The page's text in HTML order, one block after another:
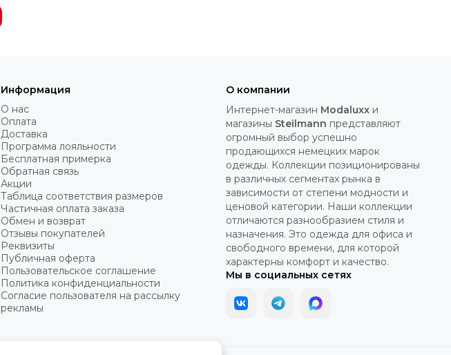
Информация
О нас
Оплата
Доставка
Программа лояльности
Бесплатная примерка
Обратная связь
Акции
Таблица соответствия размеров
Частичная оплата заказа
Обмен и возврат
Отзывы покупателей
Реквизиты
Публичная оферта
Пользовательское соглашение
Политика конфиденциальности
Согласие пользователя на рассылку
рекламы
О компании
Интернет-магазин Modaluxx и
магазины Steilmann представляют
огромный выбор успешно
продающихся немецких марок
одежды. Коллекции позиционированы
в различных сегментах рынка в
зависимости от степени модности и
ценовой категории. Наши коллекции
отличаются разнообразием стиля и
назначения. Это одежда для офиса и
свободного времени, для которой
характерны комфорт и качество.
Мы в социальных сетях